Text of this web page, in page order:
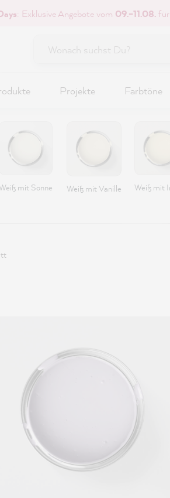
: Exklusive Angebote vom 09.–11.08.für
Projekte Farbtöne
mit Sonne Weiß mit Vanille Weiß mit